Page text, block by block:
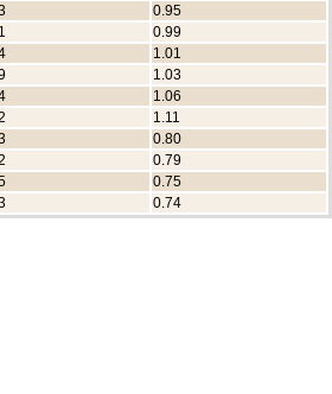
0.95
0.99
1.01
1.03
1.06
1.11
0.80
0.79
0.75
0.74